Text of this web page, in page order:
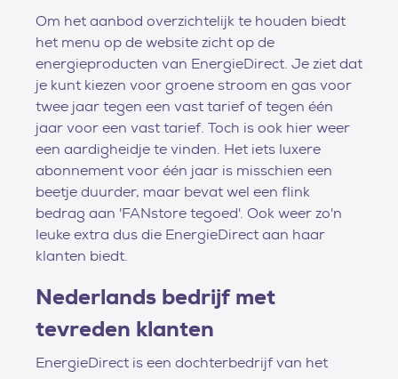
Om het aanbod overzichtelijk te houden biedt
het menu op de website zicht op de
energieproducten van EnergieDirect. Je ziet dat
je kunt kiezen voor groene stroom en gas voor
twee jaar tegen een vast tarief of tegen één
jaar voor een vast tarief. Toch is ook hier weer
een aardigheidje te vinden. Het iets luxere
abonnement voor één jaar is misschien een
beetje duurder, maar bevat wel een flink
bedrag aan 'FANstore tegoed'. Ook weer zo'n
leuke extra dus die EnergieDirect aan haar
klanten biedt.
Nederlands bedrijf met
tevreden klanten
EnergieDirect is een dochterbedrijf van het